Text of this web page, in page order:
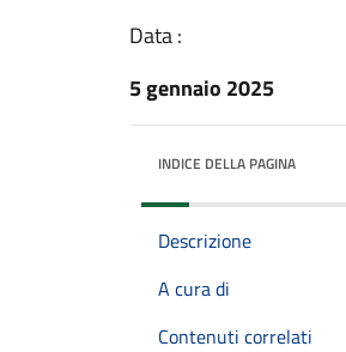
Data :
5 gennaio 2025
INDICE DELLA PAGINA
Descrizione
A cura di
Contenuti correlati